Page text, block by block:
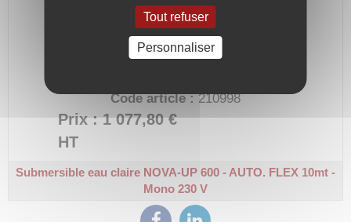
Plage de débit max : de 1 à 13 m3-h
Code article :210998
Prix : 1 077,80 €
HT
Submersible eau claire NOVA-UP 600 - AUTO. FLEX 10mt -
Mono 230 V
Tout refuser
Personnaliser